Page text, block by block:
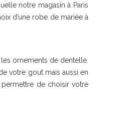
notre magasin à Paris
d’une robe de mariée à
ornements de dentelle.
votre gout mais aussi en
de choisir votre